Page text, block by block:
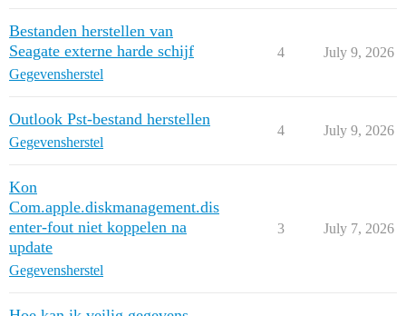
Bestanden herstellen van
Seagate externe harde schijf
Gegevensherstel
4 July 9, 2026
Outlook Pst-bestand herstellen
Gegevensherstel
4 July 9, 2026
Kon
Com.apple.diskmanagement.dis
enter-fout niet koppelen na
update
Gegevensherstel
3 July 7, 2026